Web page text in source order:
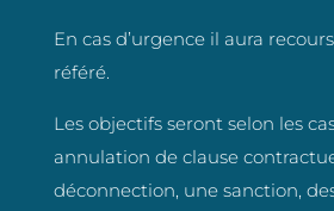
En cas d’urgence il aura
référé.
Les objectifs seront selon les
annulation de clause
déconnection, une sanction,